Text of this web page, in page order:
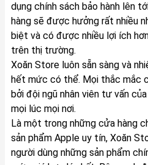
dụng chính sách bảo hành lên
hàng sẽ được hưởng rất nhiều
biệt và có được nhiều lợi ích
trên thị trường.
Xoăn Store luôn sẵn sàng và
hết mức có thể. Mọi thắc mắc
bởi đội ngũ nhân viên tư vấn
mọi lúc mọi nơi.
Là một trong những cửa hàng
sản phẩm Apple uy tín, Xoăn
người dùng những sản phẩm